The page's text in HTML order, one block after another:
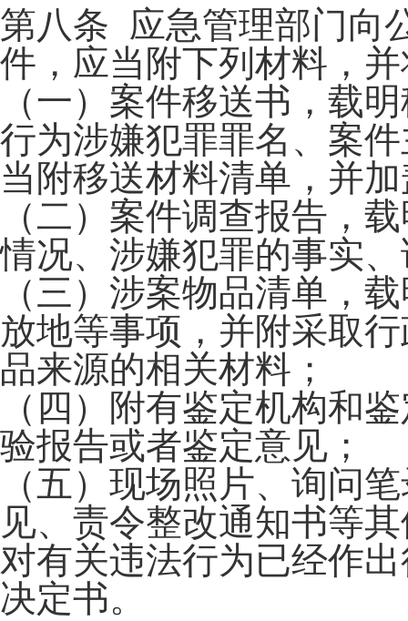
第八条 应急管理部门向
件，应当附下列材料，
（一）案件移送书，载
行为涉嫌犯罪罪名、案
当附移送材料清单，并
（二）案件调查报告，
情况、涉嫌犯罪的事实
（三）涉案物品清单，
放地等事项，并附采取
品来源的相关材料；
（四）附有鉴定机构和
验报告或者鉴定意见；
（五）现场照片、询问
见、责令整改通知书等
对有关违法行为已经作
决定书。